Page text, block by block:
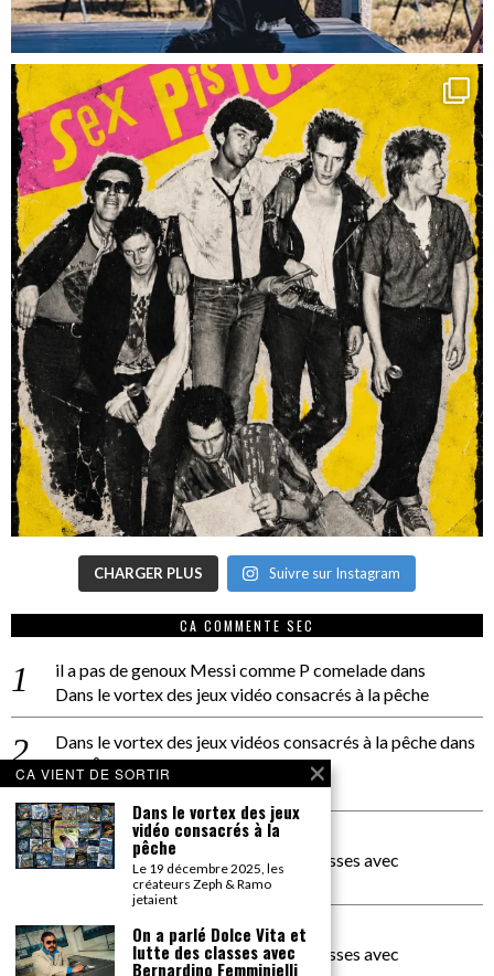
CHARGER PLUS Suivre sur Instagram
CA COMMENTE SEC
il a pas de genoux Messi comme P comeladedans
Dans le vortex des jeux vidéo consacrés à la pêche
Dans le vortex des jeux vidéos consacrés à la pêchedans
PACÔME THIELLEMENT
La séance d’Hip Gnose
La Patrie
dans
On a parlé Dolce Vita et lutte des classes avec
Bernardino Femminielli
carte noire negra à l'o tiededans
On a parlé Dolce Vita et lutte des classes avec
CA VIENT DE SORTIR
Dans le vortex des jeux
vidéo consacrés à la
pêche
Le 19 décembre 2025, les
créateurs Zeph & Ramo
jetaient
On a parlé Dolce Vita et
lutte des classes avec
Bernardino Femminielli